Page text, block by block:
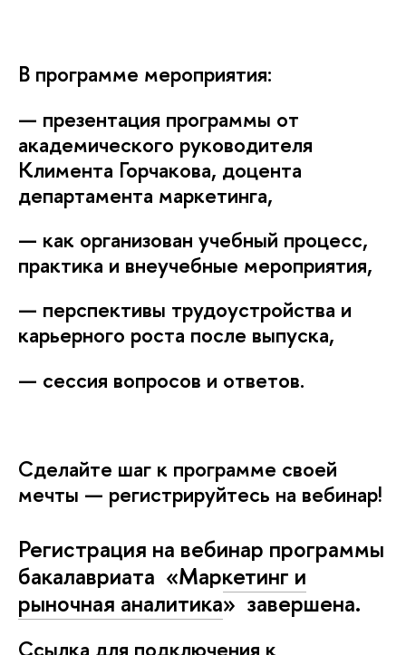
программе мероприятия:
— презентация программы от
академического руководителя
Климента Горчакова, доцента
департамента маркетинга,
— как организован учебный процесс,
практика и внеучебные мероприятия,
— перспективы трудоустройства и
карьерного роста после выпуска,
— сессия вопросов и ответов.
Сделайте шаг к программе своей
мечты — регистрируйтесь на вебинар!
Регистрация на вебинар программы
акалавриата «Маркетинг и
рыночная аналитика» завершена.
Ссылка для подключения к